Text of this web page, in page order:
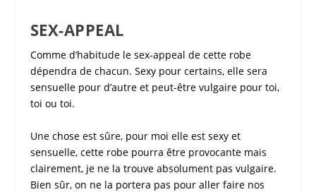
SEX-APPEAL
Comme d’habitude le sex-appeal de cette robe
dépendra de chacun. Sexypour certains, elle sera
sensuelle pour d’autre et peut-être vulgaire pour toi,
toi ou toi.
Une chose est sûre, pour moi elle est sexyet
sensuelle, cette robe pourra être provocante mais
clairement, je ne la trouve absolument pas vulgaire.
Bien sûr, on ne la portera pas pour aller faire nos